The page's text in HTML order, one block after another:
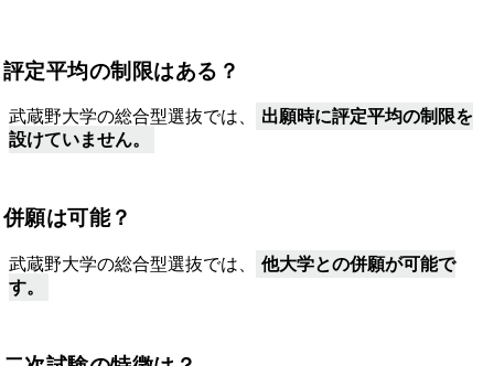
評定平均の制限はある？
武蔵野大学の総合型選抜では、
出願時に評定平均の制限を
設けていません。
併願は可能？
武蔵野大学の総合型選抜では、
他大学との併願が可能で
す。